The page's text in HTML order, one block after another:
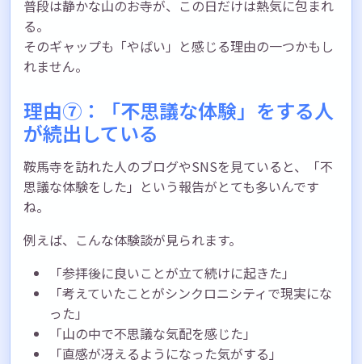
普段は静かな山のお寺が、この日だけは熱気に包まれ
る。
そのギャップも「やばい」と感じる理由の一つかもし
れません。
理由⑦：「不思議な体験」をする人
が続出している
鞍馬寺を訪れた人のブログやSNSを見ていると、「不
思議な体験をした」という報告がとても多いんです
ね。
例えば、こんな体験談が見られます。
「参拝後に良いことが立て続けに起きた」
「考えていたことがシンクロニシティで現実にな
った」
「山の中で不思議な気配を感じた」
「直感が冴えるようになった気がする」